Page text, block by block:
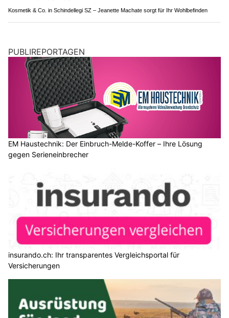
Kosmetik & Co. in Schindellegi SZ – Jeanette Machate sorgt für Ihr Wohlbefinden
PUBLIREPORTAGEN
EM Haustechnik: Der Einbruch-Melde-Koffer – Ihre Lösung
gegen Serieneinbrecher
insurando.ch: Ihr transparentes Vergleichsportal für
Versicherungen